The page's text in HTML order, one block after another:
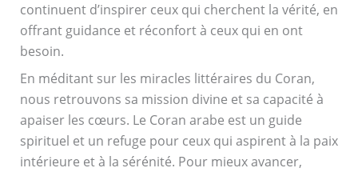
continuent d’inspirer ceux qui cherchent la vérité, en
offrant guidance et réconfort à ceux qui en ont
besoin.
En méditant sur les miracles littéraires du Coran,
nous retrouvons sa mission divine et sa capacité à
apaiser les cœurs. Le Coran arabe est un guide
spirituel et un refuge pour ceux qui aspirent à la paix
intérieure et à la sérénité. Pour mieux avancer,